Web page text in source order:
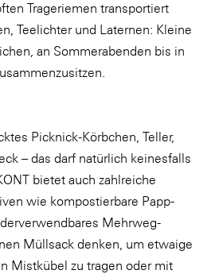
Trageriemen transportiert
, Teelichter und Laternen: Kleine
an Sommerabenden bis in
Picknick-Körbchen, Teller,
– das darf natürlich keinesfalls
bietet auch zahlreiche
wie kompostierbare Papp-
Mehrweg-
Müllsack denken, um etwaige
Mistkübel zu tragen oder mit